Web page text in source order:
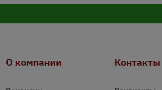
О компании Контакты